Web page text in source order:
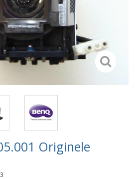
Originele